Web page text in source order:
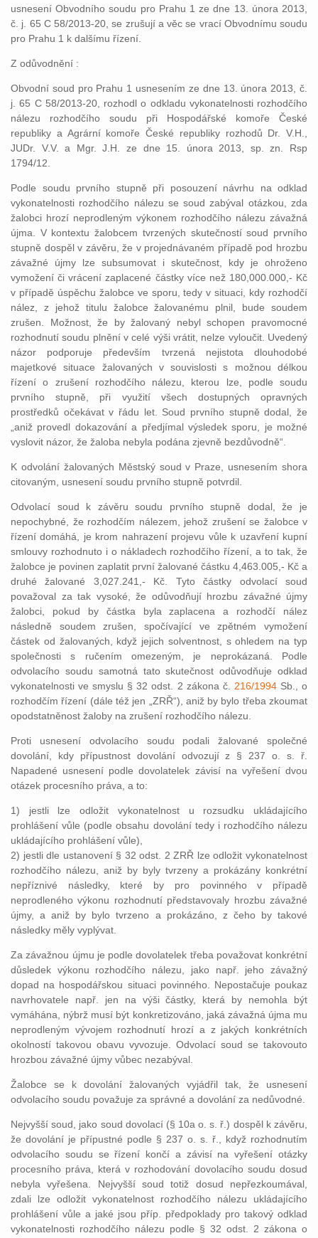
usnesení Obvodního soudu pro Prahu 1 ze dne 13. února 2013,
č. j. 65 C 58/2013-20, se zrušují a věc se vrací Obvodnímu soudu
pro Prahu 1 k dalšímu řízení.
Z odůvodnění :
Obvodní soud pro Prahu 1 usnesením ze dne 13. února 2013, č.
j. 65 C 58/2013-20, rozhodl o odkladu vykonatelnosti rozhodčího
nálezu rozhodčího soudu při Hospodářské komoře České
republiky a Agrární komoře České republiky rozhodů Dr. V.H.,
JUDr. V.V. a Mgr. J.H. ze dne 15. února 2013, sp. zn. Rsp
1794/12.
Podle soudu prvního stupně při posouzení návrhu na odklad
vykonatelnosti rozhodčího nálezu se soud zabýval otázkou, zda
žalobci hrozí neprodleným výkonem rozhodčího nálezu závažná
újma. V kontextu žalobcem tvrzených skutečností soud prvního
stupně dospěl v závěru, že v projednávaném případě pod hrozbu
závažné újmy lze subsumovat i skutečnost, kdy je ohroženo
vymožení či vrácení zaplacené částky více než 180,000.000,- Kč
v případě úspěchu žalobce ve sporu, tedy v situaci, kdy rozhodčí
nález, z jehož titulu žalobce žalovanému plnil, bude soudem
zrušen. Možnost, že by žalovaný nebyl schopen pravomocné
rozhodnutí soudu plnění v celé výši vrátit, nelze vyloučit. Uvedený
názor podporuje především tvrzená nejistota dlouhodobé
majetkové situace žalovaných v souvislosti s možnou délkou
řízení o zrušení rozhodčího nálezu, kterou lze, podle soudu
prvního stupně, při využití všech dostupných opravných
prostředků očekávat v řádu let. Soud prvního stupně dodal, že
„aniž provedl dokazování a předjímal výsledek sporu, je možné
vyslovit názor, že žaloba nebyla podána zjevně bezdůvodně“.
K odvolání žalovaných Městský soud v Praze, usnesením shora
citovaným, usnesení soudu prvního stupně potvrdil.
Odvolací soud k závěru soudu prvního stupně dodal, že je
nepochybné, že rozhodčím nálezem, jehož zrušení se žalobce v
řízení domáhá, je krom nahrazení projevu vůle k uzavření kupní
smlouvy rozhodnuto i o nákladech rozhodčího řízení, a to tak, že
žalobce je povinen zaplatit první žalované částku 4,463.005,- Kč a
druhé žalované 3,027.241,- Kč. Tyto částky odvolací soud
považoval za tak vysoké, že odůvodňují hrozbu závažné újmy
žalobci, pokud by částka byla zaplacena a rozhodčí nález
následně soudem zrušen, spočívající ve zpětném vymožení
částek od žalovaných, když jejich solventnost, s ohledem na typ
společnosti s ručením omezeným, je neprokázaná. Podle
odvolacího soudu samotná tato skutečnost odůvodňuje odklad
vykonatelnosti ve smyslu § 32 odst. 2 zákona č. 216/1994Sb., o
rozhodčím řízení (dále též jen „ZRŘ“), aniž by bylo třeba zkoumat
opodstatněnost žaloby na zrušení rozhodčího nálezu.
Proti usnesení odvolacího soudu podali žalované společné
dovolání, kdy přípustnost dovolání odvozují z § 237 o. s. ř.
Napadené usnesení podle dovolatelek závisí na vyřešení dvou
otázek procesního práva, a to:
1) jestli lze odložit vykonatelnost u rozsudku ukládajícího
prohlášení vůle (podle obsahu dovolání tedy i rozhodčího nálezu
ukládajícího prohlášení vůle),
2) jestli dle ustanovení § 32 odst. 2 ZRŘ lze odložit vykonatelnost
rozhodčího nálezu, aniž by byly tvrzeny a prokázány konkrétní
nepříznivé následky, které by pro povinného v případě
neprodleného výkonu rozhodnutí představovaly hrozbu závažné
újmy, a aniž by bylo tvrzeno a prokázáno, z čeho by takové
následky měly vyplývat.
Za závažnou újmu je podle dovolatelek třeba považovat konkrétní
důsledek výkonu rozhodčího nálezu, jako např. jeho závažný
dopad na hospodářskou situaci povinného. Nepostačuje poukaz
navrhovatele např. jen na výši částky, která by nemohla být
vymáhána, nýbrž musí být konkretizováno, jaká závažná újma mu
neprodleným vývojem rozhodnutí hrozí a z jakých konkrétních
okolností takovou obavu vyvozuje. Odvolací soud se takovouto
hrozbou závažné újmy vůbec nezabýval.
Žalobce se k dovolání žalovaných vyjádřil tak, že usnesení
odvolacího soudu považuje za správné a dovolání za nedůvodné.
Nejvyšší soud, jako soud dovolací (§ 10a o. s. ř.) dospěl k závěru,
že dovolání je přípustné podle § 237 o. s. ř., když rozhodnutím
odvolacího soudu se řízení končí a závisí na vyřešení otázky
procesního práva, která v rozhodování dovolacího soudu dosud
nebyla vyřešena. Nejvyšší soud totiž dosud nepřezkoumával,
zdali lze odložit vykonatelnost rozhodčího nálezu ukládajícího
prohlášení vůle a jaké jsou příp. předpoklady pro takový odklad
vykonatelnosti rozhodčího nálezu podle § 32 odst. 2 zákona o